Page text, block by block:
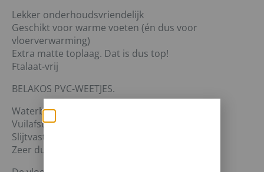
Lekker onderhoudsvriendelijk
Geschikt voor warme voeten (én dus voor
vloerverwarming)
Extra matte toplaag. Dat is dus top!
Ftalaat-vrij
BELAKOS PVC-WEETJES.
Waterbestendig
Vuilafstotend
Slijtvast
Zeer duurzaam